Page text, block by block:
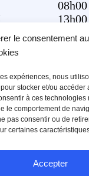
le consentement
expériences, nous
stocker et/ou accéder
à ces technologies
le comportement de
pas consentir ou de
certaines
Accepter
un portrait d’un
pratiques, la vie